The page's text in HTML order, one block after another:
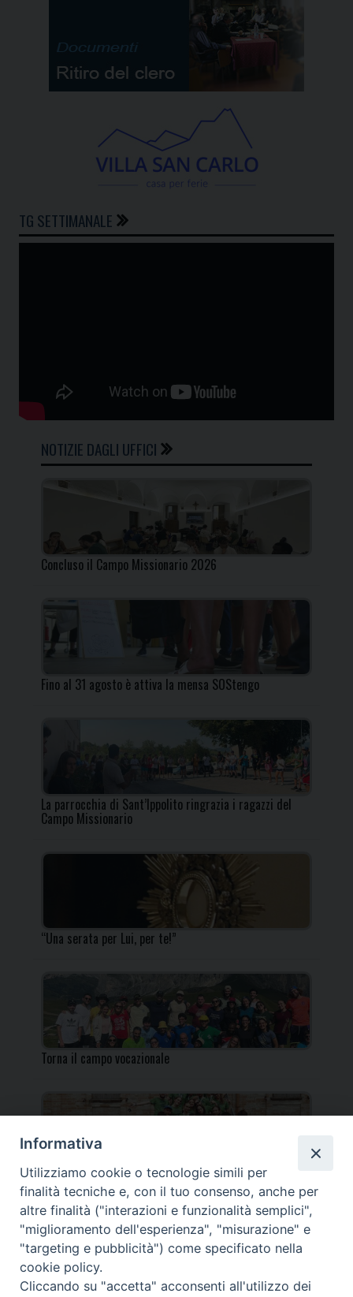
TG SETTIMANALE
NOTIZIE DAGLI UFFICI
Concluso il Campo Missionario 2026
Fino al 31 agosto è attiva la mensa SOStengo
La parrocchia di Sant’Ippolito ringrazia i ragazzi del
Campo Missionario
“Una serata per Lui, per te!”
Torna il campo vocazionale
Torna il Campo Missionario Diocesano
_____________________________________________________
Informativa
Utilizziamo cookie o tecnologie simili per
finalità tecniche e, con il tuo consenso, anche per
altre finalità ("interazioni e funzionalità semplici",
"miglioramento dell'esperienza", "misurazione" e
"targeting e pubblicità") come specificato nella
cookie policy.
Cliccando su "accetta" acconsenti all'utilizzo dei